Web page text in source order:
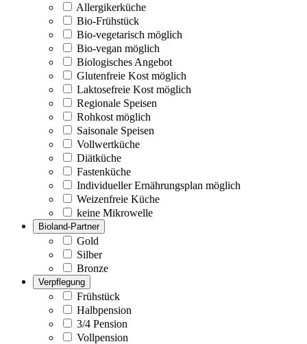
Allergikerküche
Bio-Frühstück
Bio-vegetarisch möglich
Bio-vegan möglich
Biologisches Angebot
Glutenfreie Kost möglich
Laktosefreie Kost möglich
Regionale Speisen
Rohkost möglich
Saisonale Speisen
Vollwertküche
Diätküche
Fastenküche
Individueller Ernährungsplan möglich
Weizenfreie Küche
keine Mikrowelle
Bioland-Partner
Gold
Silber
Bronze
Verpflegung
Frühstück
Halbpension
3/4 Pension
Vollpension